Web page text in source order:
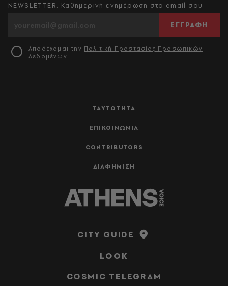
ΤΑΥΤΟΤΗΤΑ
ΕΠΙΚΟΙΝΩΝΙΑ
CONTRIBUTORS
ΔΙΑΦΗΜΙΣΗ
NEWSLETTER: Καθημερινή ενημέρωση στο email σου
ΕΓΓΡΑΦΗ
Αποδέχομαι την Πολιτική Προστασίας Προσωπικών
Δεδομένων
CITY GUIDE
LOOK
COSMIC TELEGRAM